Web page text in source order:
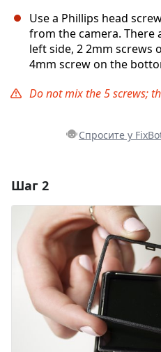
Use a Phillips head
from the camera. There
left side, 2 2mm screws
4mm screw on the
Do not mix the 5 screws;
Спросите у
Добавить
Отмена
Шаг 2